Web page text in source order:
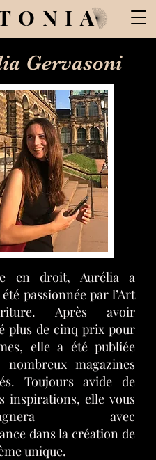
Gervasoni
en droit, Aurélia a
passionnée par l’Art
Après avoir
plus de cinq prix pour
elle a été publiée
nombreux magazines
Toujours avide de
inspirations, elle vous
avec
dans la création de
unique.